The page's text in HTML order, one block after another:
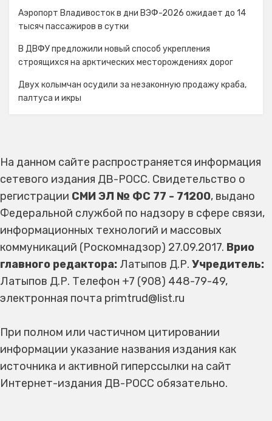
Аэропорт Владивосток в дни ВЭФ-2026 ожидает до 14
тысяч пассажиров в сутки
В ДВФУ предложили новый способ укрепления
строящихся на арктических месторождениях дорог
Двух колымчан осудили за незаконную продажу краба,
палтуса и икры
На данном сайте распространяется информация
сетевого издания ДВ-РОСС. Свидетельство о
регистрации СМИ ЭЛ № ФС 77 - 71200, выдано
Федеральной службой по надзору в сфере связи,
информационных технологий и массовых
коммуникаций (Роскомнадзор) 27.09.2017. Врио
главного редактора: Латыпов Д.Р. Учредитель:
Латыпов Д.Р. Телефон +7 (908) 448-79-49,
электронная почта primtrud@list.ru
При полном или частичном цитировании
информации указание названия издания как
источника и активной гиперссылки на сайт
Интернет-издания ДВ-РОСС обязательно.